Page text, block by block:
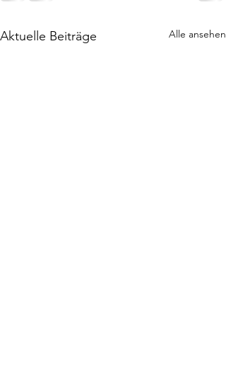
Aktuelle Beiträge Alle ansehen